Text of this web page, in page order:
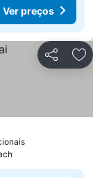
Ver preços
Partilhar